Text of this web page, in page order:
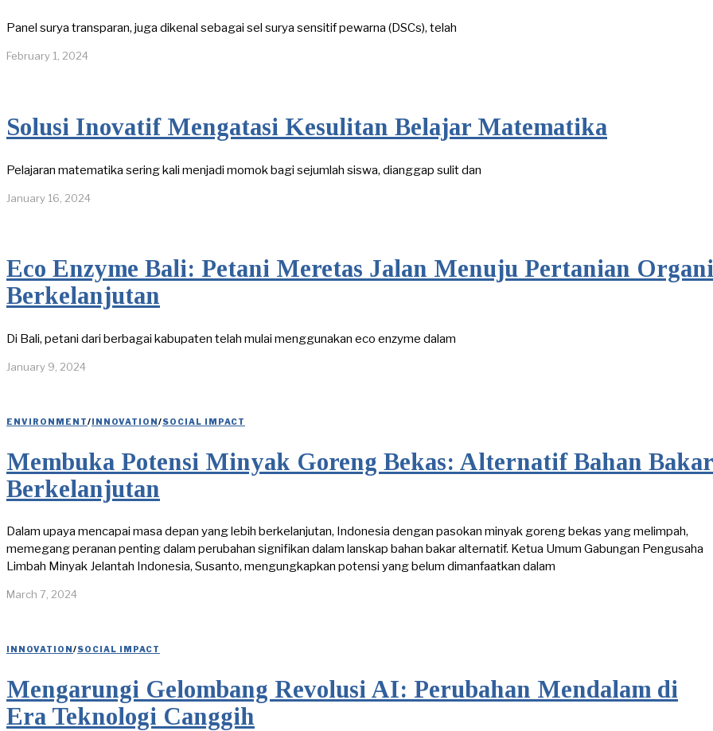
Panel surya transparan, juga dikenal sebagai sel surya sensitif pewarna (DSCs), telah
February 1, 2024
Solusi Inovatif Mengatasi Kesulitan Belajar Matematika
Pelajaran matematika sering kali menjadi momok bagi sejumlah siswa, dianggap sulit dan
January 16, 2024
Eco Enzyme Bali: Petani Meretas Jalan Menuju Pertanian
Berkelanjutan
Di Bali, petani dari berbagai kabupaten telah mulai menggunakan eco enzyme dalam
January 9, 2024
ENVIRONMENT/INNOVATION/SOCIAL IMPACT
Membuka Potensi Minyak Goreng Bekas: Alternatif Bahan Bakar
Berkelanjutan
Dalam upaya mencapai masa depan yang lebih berkelanjutan, Indonesia dengan pasokan minyak goreng bekas yang melimpah,
memegang peranan penting dalam perubahan signifikan dalam lanskap bahan bakar alternatif. Ketua Umum Gabungan Pengusaha
Limbah Minyak Jelantah Indonesia, Susanto, mengungkapkan potensi yang belum dimanfaatkan dalam
March 7, 2024
INNOVATION /SOCIAL IMPACT
Mengarungi Gelombang Revolusi AI: Perubahan Mendalam di
Era Teknologi Canggih